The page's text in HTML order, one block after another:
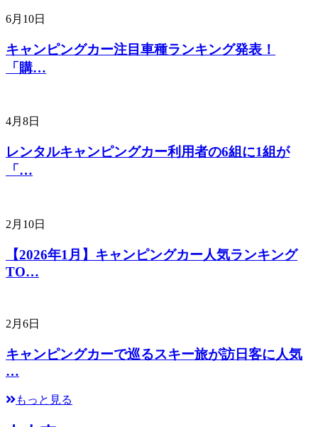
6月10日
キャンピングカー注目車種ランキング発表！
「購…
4月8日
レンタルキャンピングカー利用者の6組に1組が
「…
2月10日
【2026年1月】キャンピングカー人気ランキング
TO…
2月6日
キャンピングカーで巡るスキー旅が訪日客に人気
…
もっと見る